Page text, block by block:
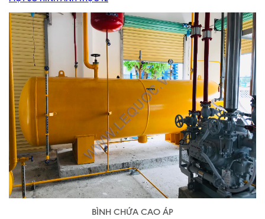
BÌNH CHỨA CAO ÁP